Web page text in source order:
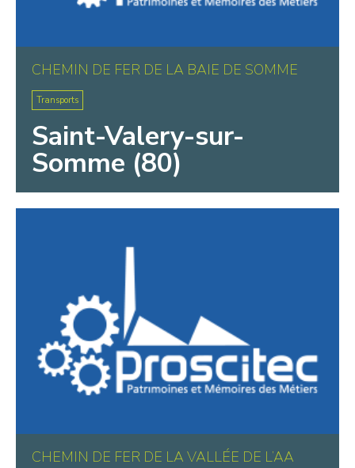
CHEMIN DE FER DE LA BAIE DE SOMME
Transports
Saint-Valery-sur-
Somme (80)
CHEMIN DE FER DE LA VALLÉE DE L’AA